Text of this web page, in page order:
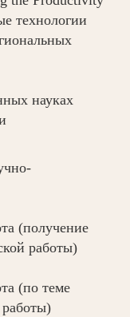
технологии
науках
(получение
работы)
(по теме